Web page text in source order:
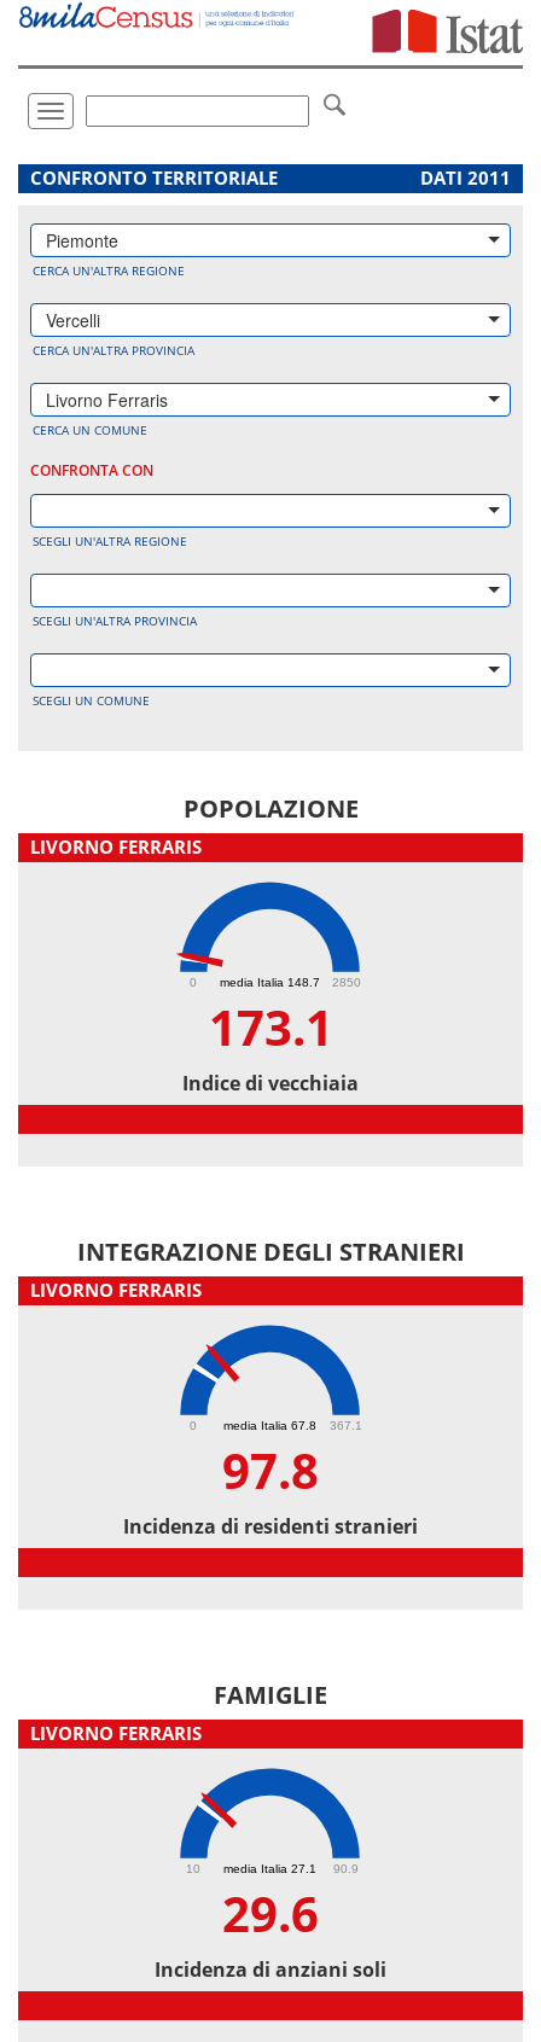
Vai
direttamente
Toggle
navigation
.
CONFRONTO TERRITORIALE DATI 2011
Piemonte
CERCA UN'ALTRA REGIONE
Vercelli
CERCA UN'ALTRA PROVINCIA
Livorno Ferraris
CERCA UN COMUNE
CONFRONTA CON
SCEGLI UN'ALTRA REGIONE
SCEGLI UN'ALTRA PROVINCIA
SCEGLI UN COMUNE
POPOLAZIONE
LIVORNO FERRARIS
media Italia 148.7
0 2850
173.1
Indice di vecchiaia
INTEGRAZIONE DEGLI STRANIERI
LIVORNO FERRARIS
media Italia 67.8
0 367.1
97.8
Incidenza di residenti stranieri
FAMIGLIE
LIVORNO FERRARIS
media Italia 27.1
10 90.9
29.6
Incidenza di anziani soli